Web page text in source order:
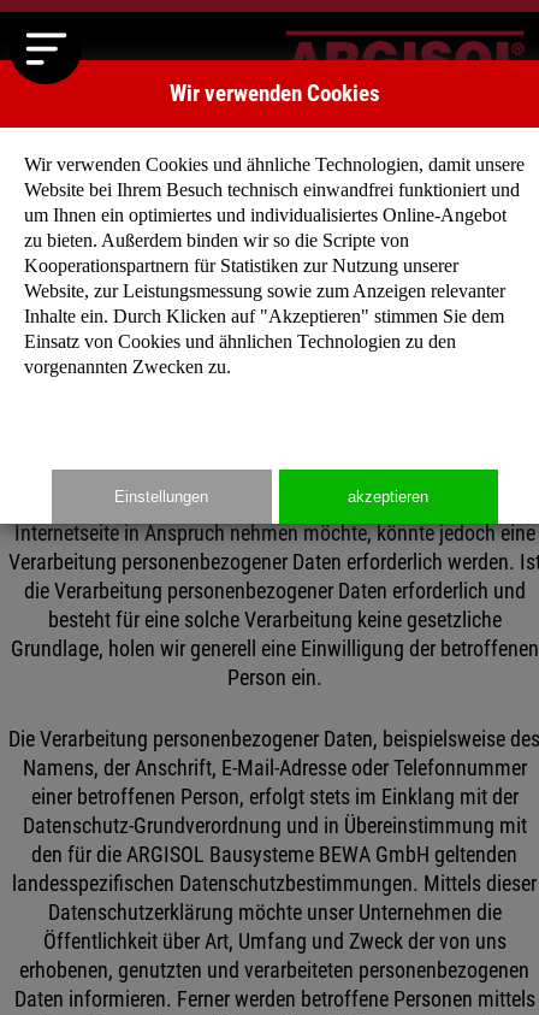
Datenschutz
Datenschutzerklärung
Wir freuen uns sehr über Ihr Interesse an unserem
Unternehmen. Datenschutz hat einen besonders hohen
personenbezogener Daten möglich. Sofern eine betroffene
Person besondere Services unseres Unternehmens über unsere
Internetseite in Anspruch nehmen möchte, könnte jedoch eine
Verarbeitung personenbezogener Daten erforderlich werden.
die Verarbeitung personenbezogener Daten erforderlich und
besteht für eine solche Verarbeitung keine gesetzliche
Grundlage, holen wir generell eine Einwilligung der betroffenen
Person ein.
Die Verarbeitung personenbezogener Daten, beispielsweise
Namens, der Anschrift, E-Mail-Adresse oder Telefonnummer
einer betroffenen Person, erfolgt stets im Einklang mit der
Datenschutz-Grundverordnung und in Übereinstimmung mit
den für die ARGISOL Bausysteme BEWA GmbH geltenden
landesspezifischen Datenschutzbestimmungen. Mittels dieser
Datenschutzerklärung möchte unser Unternehmen die
Öffentlichkeit über Art, Umfang und Zweck der von uns
erhobenen, genutzten und verarbeiteten personenbezogenen
Daten informieren. Ferner werden betroffene Personen mittels
Wir verwenden Cookies
Wir verwenden Cookies und ähnliche Technologien, damit unsere
Website bei Ihrem Besuch technisch einwandfrei funktioniert und
um Ihnen ein optimiertes und individualisiertes Online-Angebot
zu bieten. Außerdem binden wir so die Scripte von
Kooperationspartnern für Statistiken zur Nutzung unserer
Website, zur Leistungsmessung sowie zum Anzeigen relevanter
Inhalte ein. Durch Klicken auf "Akzeptieren" stimmen Sie dem
Einsatz von Cookies und ähnlichen Technologien zu den
vorgenannten Zwecken zu.
Einstellungen akzeptieren